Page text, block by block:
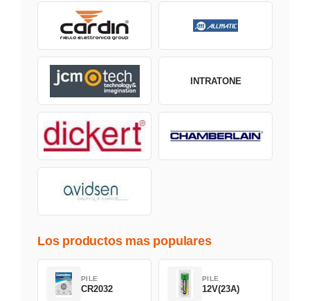
INTRATONE
Los productos mas populares
PILE
CR2032
PILE
12V(23A)